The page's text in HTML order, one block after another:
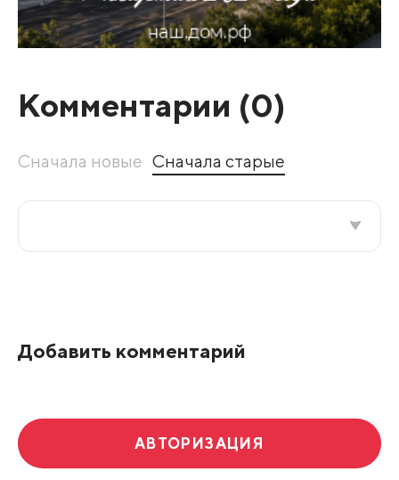
Комментарии (0)
Сначала новые Сначала старые
Добавить комментарий
АВТОРИЗАЦИЯ